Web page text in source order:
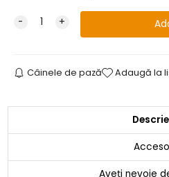
Câinele de pază Adaugă la
Aveți nevoie